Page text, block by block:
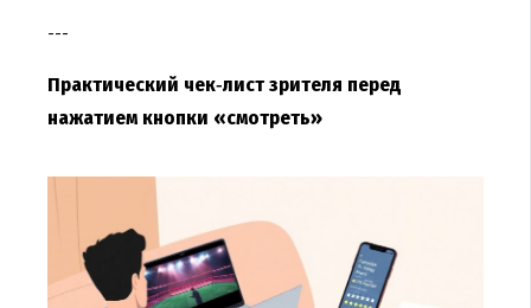
---
Практический чек‑лист зрителя перед
нажатием кнопки «смотреть»